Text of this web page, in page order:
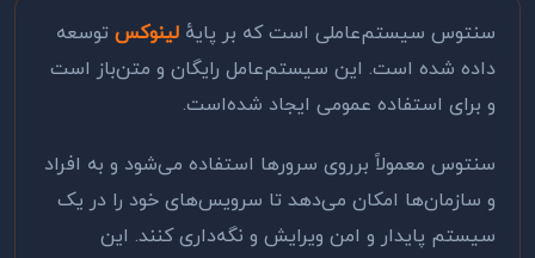
سنتوس سیستم‌عاملی است که بر پایهٔ لینوکس توسعه
داده شده است. این سیستم‌عامل رایگان و متن‌باز است
و برای استفاده عمومی ایجاد شده‌است.
سنتوس معمولاً برروی سرورها استفاده می‌شود و به افراد
و سازمان‌ها امکان می‌دهد تا سرویس‌های خود را در یک
سیستم پایدار و امن ویرایش و نگه‌داری کنند. این